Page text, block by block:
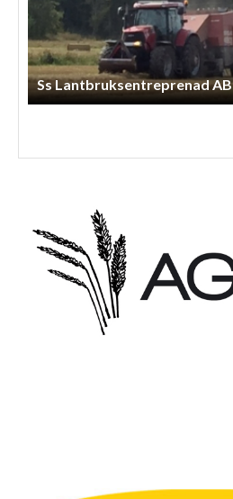
Ss Lantbruksentreprenad AB